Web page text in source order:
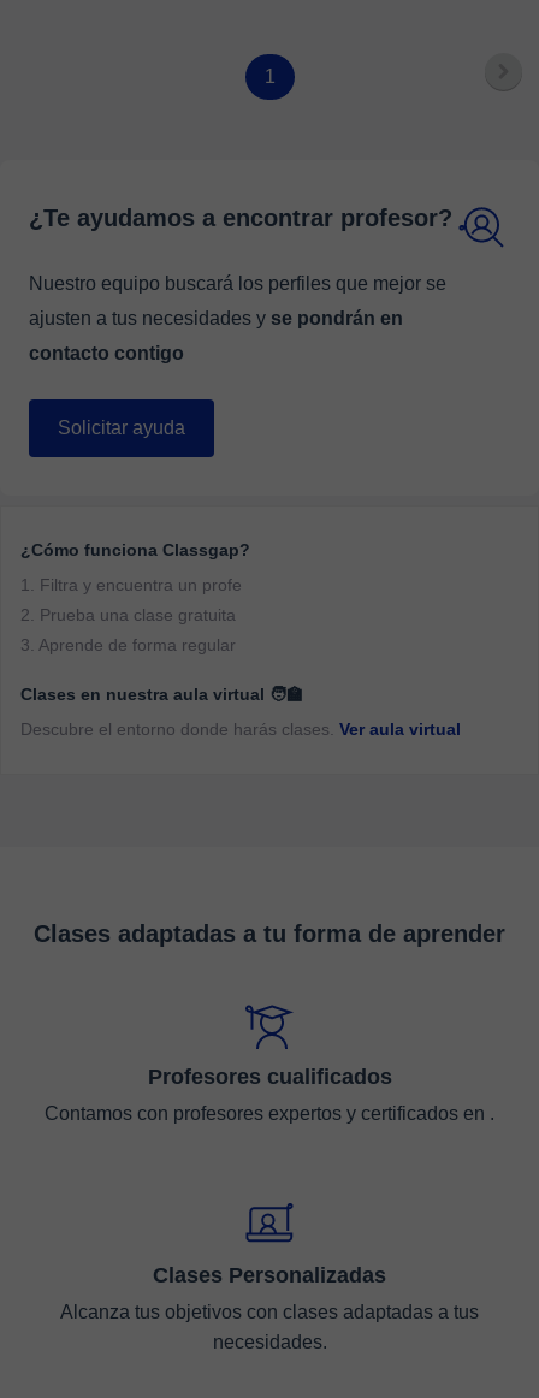
1
¿Te ayudamos a encontrar profesor?
Nuestro equipo buscará los perfiles que mejor se
ajusten a tus necesidades y se pondrán en
contacto contigo
Solicitar ayuda
¿Cómo funciona Classgap?
1. Filtra y encuentra un profe
2. Prueba una clase gratuita
3. Aprende de forma regular
Clases en nuestra aula virtual 🧑‍🏫
Descubre el entorno donde harás clases. Ver aula virtual
Clases adaptadas a tu forma de aprender
Profesores cualificados
Contamos con profesores expertos y certificados en .
Clases Personalizadas
Alcanza tus objetivos con clases adaptadas a tus
necesidades.